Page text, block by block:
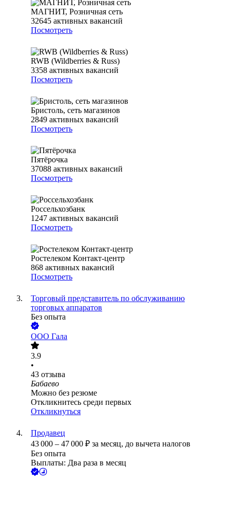
МАГНИТ, Розничная сеть
32645 активных вакансий
Посмотреть
RWB (Wildberries & Russ)
3358 активных вакансий
Посмотреть
Бристоль, сеть магазинов
2849 активных вакансий
Посмотреть
Пятёрочка
37088 активных вакансий
Посмотреть
Россельхозбанк
1247 активных вакансий
Посмотреть
Ростелеком Контакт-центр
868 активных вакансий
Посмотреть
Торговый представитель по обслуживанию
торговых аппаратов
Без опыта
ООО Гала
3.9
•
43 отзыва
Бабаево
Можно без резюме
Откликнитесь среди первых
Откликнуться
Продавец
43 000 – 47 000 ₽ за месяц, до вычета налогов
Без опыта
Выплаты: Два раза в месяц